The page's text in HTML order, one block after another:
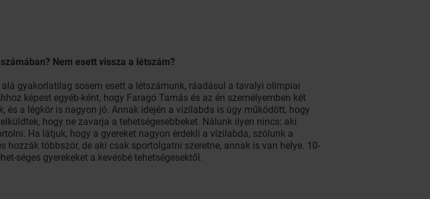
Nem esett vissza a létszám?
gyakorlatilag sosem esett a létszámunk, ráadásul a tavalyi olimpiai
képest egyéb-ként, hogy Faragó Tamás és az én személyemben két
a légkör is nagyon jó. Annak idején a vízilabda is úgy működött, hogy
hogy ne zavarja a tehetségesebbeket. Nálunk ilyen nincs: aki
Ha látjuk, hogy a gyereket nagyon érdekli a vízilabda, szólunk a
többször, de aki csak sportolgatni szeretne, annak is van helye. 10-
séges gyerekeket a kevésbé tehetségesektől.